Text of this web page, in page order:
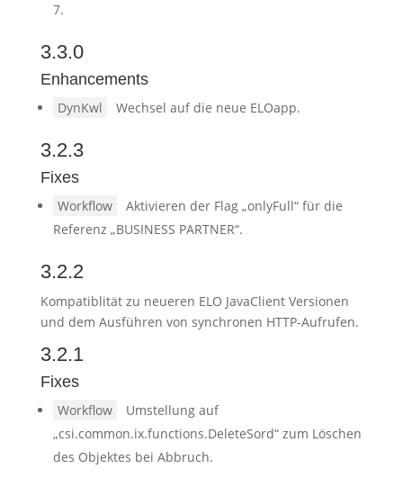
7.
3.3.0
Enhancements
DynKwl Wechsel auf die neue ELOapp.
3.2.3
Fixes
Workflow
Aktivieren der Flag „onlyFull“ für die
Referenz „BUSINESS PARTNER“.
3.2.2
Kompatiblität zu neueren ELO JavaClient Versionen
und dem Ausführen von synchronen HTTP-Aufrufen.
3.2.1
Fixes
Workflow
Umstellung auf
„csi.common.ix.functions.DeleteSord“ zum Löschen
des Objektes bei Abbruch.